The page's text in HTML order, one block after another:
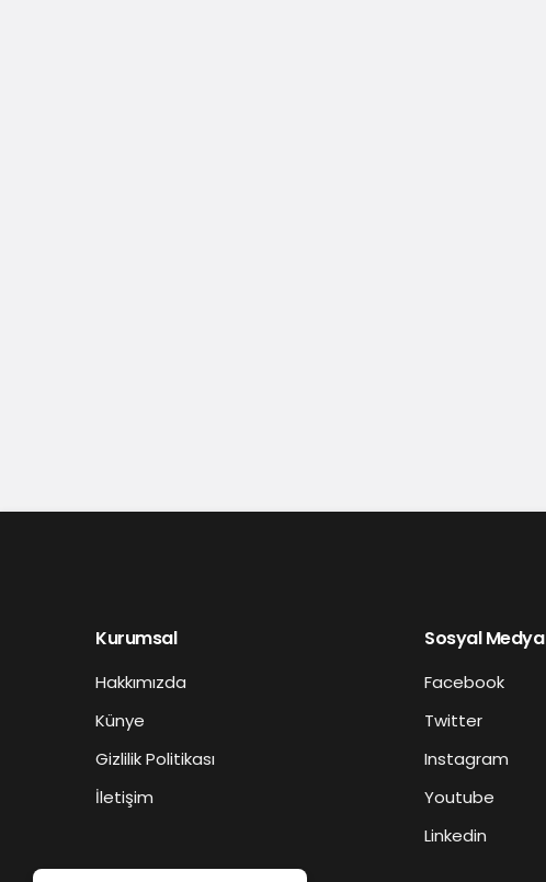
Kurumsal
Hakkımızda
Künye
Gizlilik Politikası
İletişim
Sosyal Medya
Facebook
Twitter
Instagram
Youtube
Linkedin